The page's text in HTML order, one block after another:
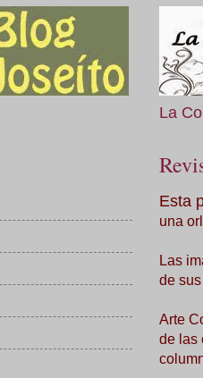
La
Esta
una
Las
de
Arte
de las